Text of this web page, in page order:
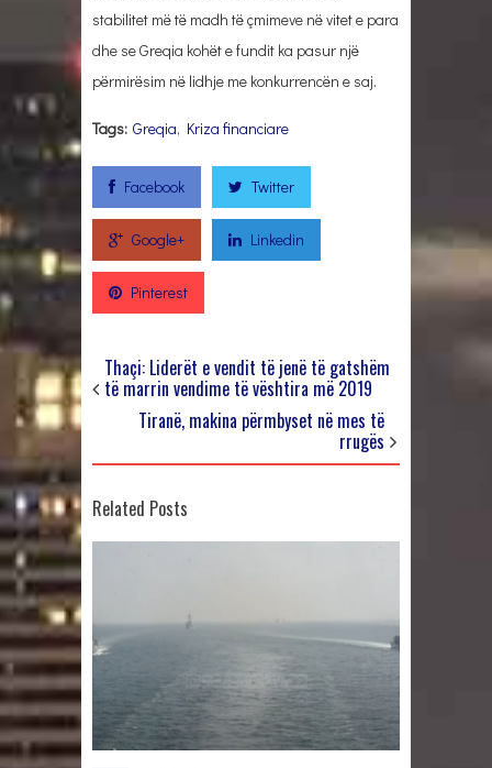
stabilitet më të madh të çmimeve në vitet e para
dhe se Greqia kohët e fundit ka pasur një
përmirësim në lidhje me konkurrencën e saj.
Tags: Greqia, Kriza financiare
Facebook Twitter
Google+ Linkedin
Pinterest
Thaçi: Liderët e vendit të jenë të gatshëm
të marrin vendime të vështira më 2019
Tiranë, makina përmbyset në mes të
rrugës
Related Posts